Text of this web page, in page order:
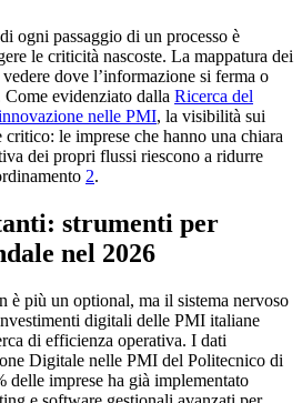
ogni passaggio di un processo è
le criticità nascoste. La mappatura dei
dove l’informazione si ferma o
evidenziato dalla Ricerca del
nelle PMI, la visibilità sui
le imprese che hanno una chiara
dei propri flussi riescono a ridurre
2.
strumenti per
nel 2026
è più un optional, ma il sistema nervoso
digitali delle PMI italiane
di efficienza operativa. I dati
Digitale nelle PMI del Politecnico di
imprese ha già implementato